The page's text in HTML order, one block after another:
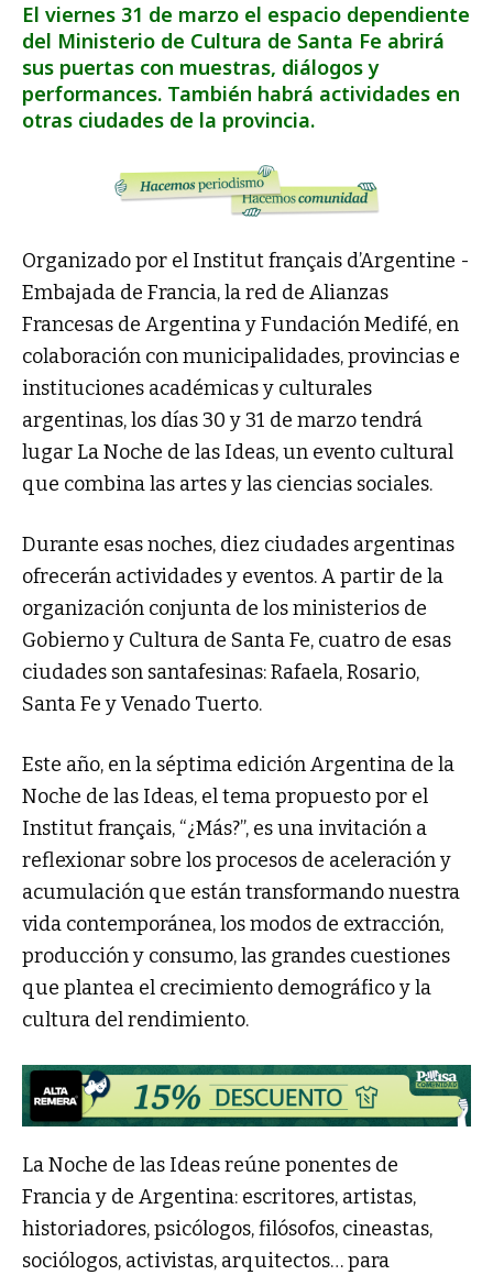
El viernes 31 de marzo el espacio dependiente
del Ministerio de Cultura de Santa Fe abrirá
sus puertas con muestras, diálogos y
performances. También habrá actividades en
otras ciudades de la provincia.
Organizado por el Institut français d’Argentine -
Embajada de Francia, la red de Alianzas
Francesas de Argentina y Fundación Medifé, en
colaboración con municipalidades, provincias e
instituciones académicas y culturales
argentinas, los días 30 y 31 de marzo tendrá
lugar La Noche de las Ideas, un evento cultural
que combina las artes y las ciencias sociales.
Durante esas noches, diez ciudades argentinas
ofrecerán actividades y eventos. A partir de la
organización conjunta de los ministerios de
Gobierno y Cultura de Santa Fe, cuatro de esas
ciudades son santafesinas: Rafaela, Rosario,
Santa Fe y Venado Tuerto.
Este año, en la séptima edición Argentina de la
Noche de las Ideas, el tema propuesto por el
Institut français, “¿Más?”, es una invitación a
reflexionar sobre los procesos de aceleración y
acumulación que están transformando nuestra
vida contemporánea, los modos de extracción,
producción y consumo, las grandes cuestiones
que plantea el crecimiento demográfico y la
cultura del rendimiento.
La Noche de las Ideas reúne ponentes de
Francia y de Argentina: escritores, artistas,
historiadores, psicólogos, filósofos, cineastas,
sociólogos, activistas, arquitectos… para